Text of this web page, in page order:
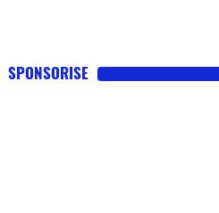
SPONSORISE